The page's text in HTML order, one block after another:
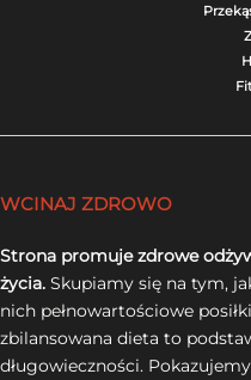
WCINAJ ZDROWO
Strona promuje zdrowe
życia. Skupiamy się na tym,
nich pełnowartościowe
zbilansowana dieta to
długowieczności.